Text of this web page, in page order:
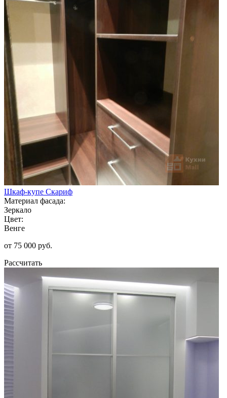
Шкаф-купе Скариф
Материал фасада:
Зеркало
Цвет:
Венге
от 75 000 руб.
Рассчитать